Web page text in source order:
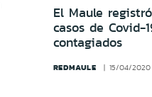
El Maule
casos de Covid-
contagiados
REDMAULE 15/04/2020